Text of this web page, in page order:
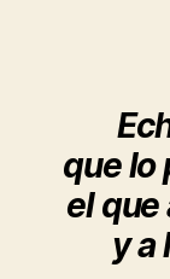
que lo
el que
y a